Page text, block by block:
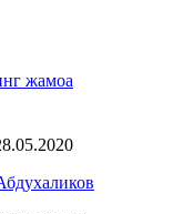
жамоа